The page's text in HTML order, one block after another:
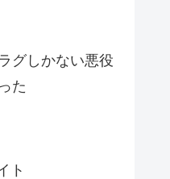
グしかない悪役
た
ト